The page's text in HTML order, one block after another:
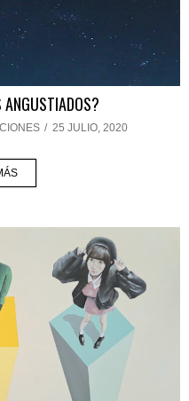
ANGUSTIADOS?
/ 25 JULIO, 2020